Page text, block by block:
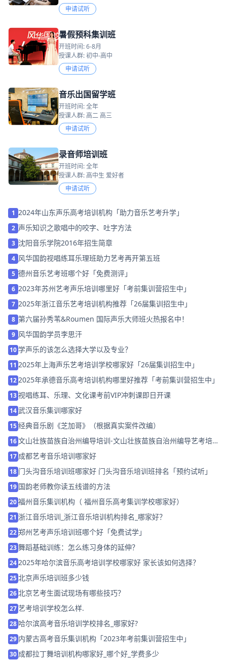
申请试听
暑假预科集训班
开班时间: 6-8月
授课人群: 初中-高中
申请试听
音乐出国留学班
开班时间: 全年
授课人群: 高二 高三
申请试听
录音师培训班
开班时间: 全年
授课人群: 高中生 爱好者
申请试听
1 2024年山东声乐高考培训机构「助力音乐艺考升学」
2 声乐知识之歌唱中的咬字、吐字方法
3 沈阳音乐学院2016年招生简章
4 风华国韵视唱练耳乐理班助力艺考再开第五班
5 德州音乐艺考班哪个好「免费测评」
6 2023年苏州艺考声乐培训哪里好「考前集训营招生中」
7 2025年浙江音乐艺考培训机构推荐「26届集训招生中」
8 第六届孙秀苇&Roumen 国际声乐大师班火热报名中！
9 风华国韵学员李思汗
10学声乐的该怎么选择大学以及专业？
11 2025年上海声乐艺考培训学校哪家好「26届集训招生中」
122025年承德音乐高考培训机构哪里好推荐「考前集训营招生中」
13视唱练耳、乐理、文化课考前VIP冲刺课即日开课
14武汉音乐集训哪家好
15经典音乐剧《芝加哥》（根据真实案件改编）
16文山壮族苗族自治州编导培训-文山壮族苗族自治州编导艺考培
训班哪家好
17 成都艺考音乐培训哪家好
18 门头沟音乐培训班哪家好 门头沟音乐培训班排名「预约试听」
19 国韵老师教你读五线谱的方法
20福州音乐集训机构（ 福州音乐高考集训学校哪家好）
21 浙江音乐培训_浙江音乐培训机构排名_哪家好？
22郑州艺考声乐培训班哪个好「免费试学」
23舞蹈基础训练：怎么练习身体的延伸？
242025年哈尔滨音乐高考培训学校哪家好 家长该如何选择？
25北京声乐培训班多少钱
26北京艺考生面试现场有哪些技巧？
27艺考培训学校怎么样.
28 哈尔滨高考音乐培训学校排名_哪家好?
29 内蒙古高考音乐集训机构「2023年考前集训营招生中」
30 成都拉丁舞培训机构哪家好_哪个好_学费多少